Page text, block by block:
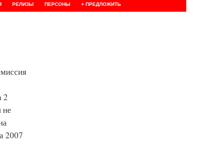
РЕЛИЗЫ ПЕРСОНЫ + ПРЕДЛОЖИТЬ
2
не
2007